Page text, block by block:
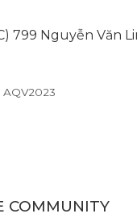
799 Nguyễn Văn
,AQV2023
COMMUNITY